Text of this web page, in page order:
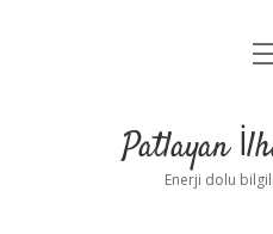
Yasal
Patlayan
Enerji dolu